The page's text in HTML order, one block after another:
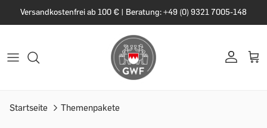
Versandkostenfrei ab 100 € | Beratung: +49 (0) 9321 7005-148
Startseite Themenpakete